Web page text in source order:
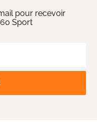
pour recevoir
Sport